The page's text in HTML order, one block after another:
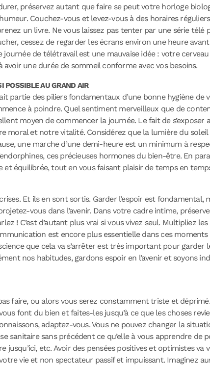
préservez autant que faire se peut votre horloge
Couchez-vous et levez-vous à des horaires
un livre. Ne vous laissez pas tenter par une série télé
cessez de regarder les écrans environ une heure
de télétravail est une mauvaise idée : votre
une durée de sommeil conforme avec vos besoins.
POSSIBLE AU GRAND AIR
partie des piliers fondamentaux d’une bonne hygiène de
à poindre. Quel sentiment merveilleux que de
moyen de commencer la journée. Le fait de s’exposer
moral et notre vitalité. Considérez que la lumière du
une marche d’une demi-heure est un minimum à
ces précieuses hormones du bien-être. En
et équilibrée, tout en vous faisant plaisir de temps en
Et ils en sont sortis. Garder l’espoir est fondamental,
vous dans l’avenir. Dans votre cadre intime,
! C’est d’autant plus vrai si vous vivez seul. Multipliez
est encore plus essentielle dans ces
que cela va s’arrêter est très important pour garder
nos habitudes, gardons espoir en l’avenir et soyons
faire, ou alors vous serez constamment triste et
font du bien et faites-les jusqu’à ce que les choses
adaptez-vous. Vous ne pouvez changer la
sanitaire sans précédent ce qu’elle à vous apprendre de
etc. Avoir des pensées positives et optimistes va
vie et non spectateur passif et impuissant. Imaginez